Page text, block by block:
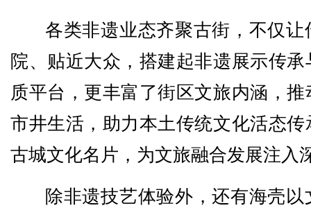
各类非遗业态齐聚古街，不仅让
院、贴近大众，搭建起非遗展示传
质平台，更丰富了街区文旅内涵，
市井生活，助力本土传统文化活态
古城文化名片，为文旅融合发展注入
除非遗技艺体验外，还有海壳